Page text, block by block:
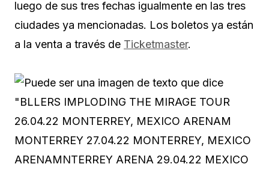
luego de sus tres fechas igualmente en las tres
ciudades ya mencionadas. Los boletos ya están
a la venta a través de Ticketmaster.